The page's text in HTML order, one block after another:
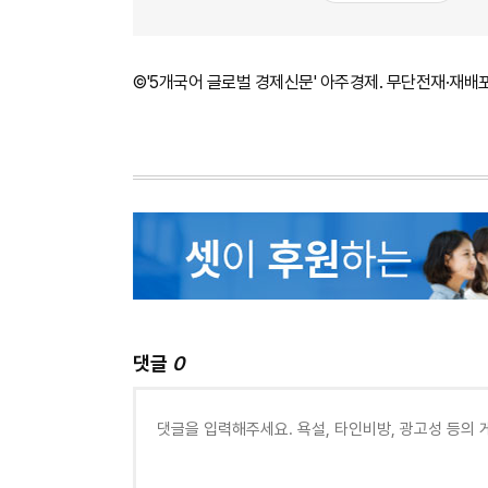
©'5개국어 글로벌 경제신문' 아주경제. 무단전재·재배
댓글 0